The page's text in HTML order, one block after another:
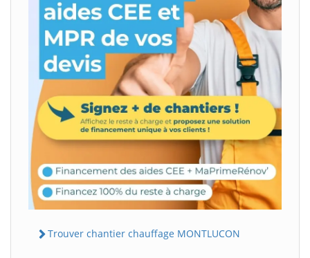
Trouver chantier chauffage MONTLUCON